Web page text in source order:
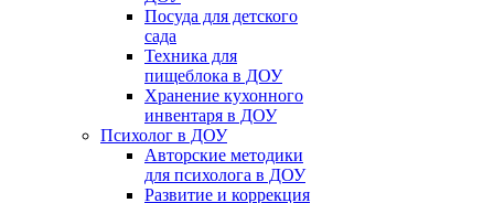
Посуда для детского
сада
Техника для
пищеблока в ДОУ
Хранение кухонного
инвентаря в ДОУ
Психолог в ДОУ
Авторские методики
для психолога в ДОУ
Развитие и коррекция